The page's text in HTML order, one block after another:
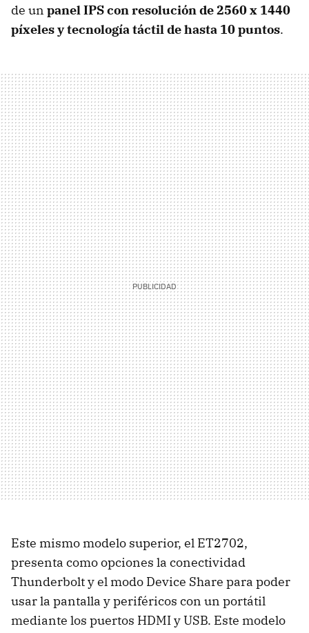
de un panel IPS con resolución de 2560 x 1440
píxeles y tecnología táctil de hasta 10 puntos.
Este mismo modelo superior, el ET2702,
presenta como opciones la conectividad
Thunderbolt y el modo Device Share para poder
usar la pantalla y periféricos con un portátil
mediante los puertos HDMI y USB. Este modelo